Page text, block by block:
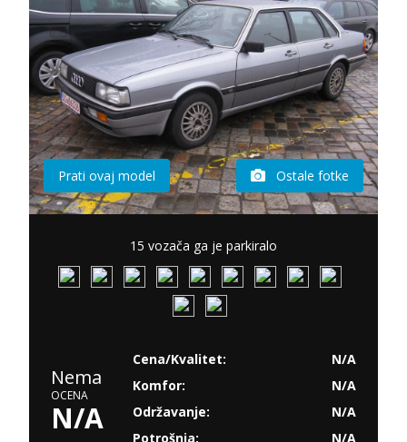
Prati ovaj model Ostale fotke
15 vozača ga je parkiralo
Nema
OCENA
N/A
Cena/Kvalitet:
N/A
Komfor:
N/A
Održavanje:
N/A
Potrošnja:
N/A